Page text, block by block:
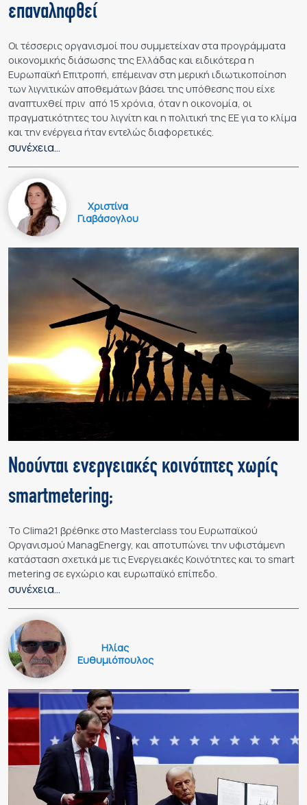
επαναληφθεί
Οι τέσσερις οργανισμοί που συμμετείχαν στα προγράμματα
οικονομικής διάσωσης της Ελλάδας και ειδικότερα η
Ευρωπαϊκή Επιτροπή, επέμειναν στη μερική ιδιωτικοποίηση
των λιγνιτικών αποθεμάτων βάσει της υπόθεσης που είχε
αναπτυχθεί πριν από 15 χρόνια, όταν η οικονομία, οι
πραγματικότητες του λιγνίτη και η πολιτική της ΕΕ για το κλίμα
και την ενέργεια ήταν εντελώς διαφορετικές.
συνέχεια…
Χριστίνα
Γιαβάσογλου
Νοούνται ενεργειακές κοινότητες χωρίς
smartmetering;
Το Clima21 βρέθηκε στο Masterclass του Ευρωπαϊκού
Οργανισμού ManagEnergy, και αποτυπώνει την υφιστάμενη
κατάσταση σχετικά με τις Ενεργειακές Κοινότητες και το smart
metering σε εγχώριο και ευρωπαϊκό επίπεδο.
συνέχεια…
Ηλίας
Ευθυμιόπουλος